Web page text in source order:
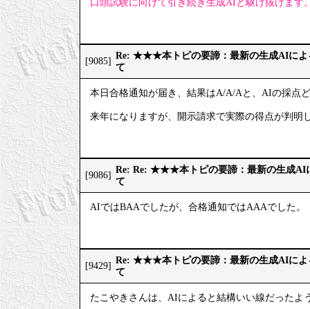
口頭試験に向けて引き続き生成AIと駆け抜けます
[9085]
Re: ★★★本トピの要諦：最新の生成AIによ
て
本日合格通知が届き、結果はA/A/Aと、AIの採点
来年になりますが、開示請求で実際の得点が判明
[9086]
Re: Re: ★★★本トピの要諦：最新の生成AI
て
AIではBAAでしたが、合格通知ではAAAでした。
[9429]
Re: ★★★本トピの要諦：最新の生成AIによ
て
たこやきさんは、AIによると結構いい線だったよ